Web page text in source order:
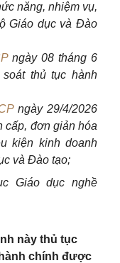
năng, nhiệm vụ,
Giáo dục và Đào
ngày 08 tháng 6
thủ tục hành
ngày 29/4/2026
cấp, đơn giản hóa
kiện kinh doanh
và Đào tạo;
Giáo dục nghề
này thủ tục
chính được